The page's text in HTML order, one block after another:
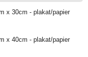
x 30cm - plakat/papier
x 40cm - plakat/papier